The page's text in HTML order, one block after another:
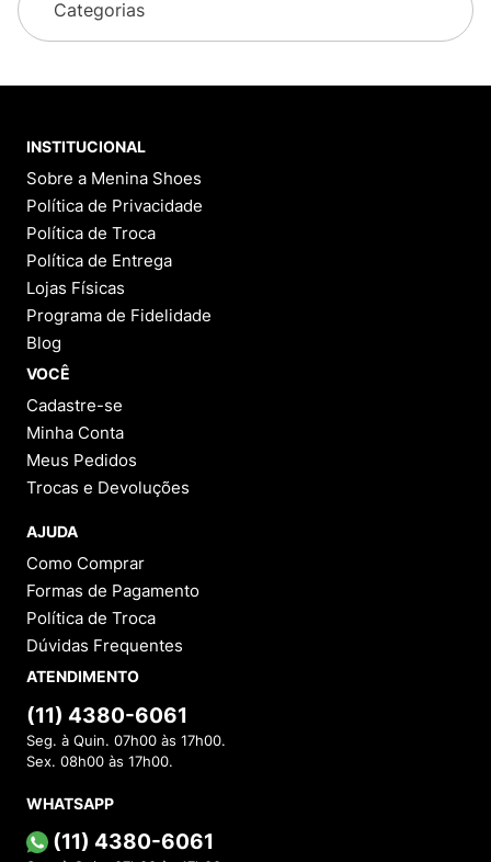
Categorias
INSTITUCIONAL
Sobre a Menina Shoes
Política de Privacidade
Política de Troca
Política de Entrega
Lojas Físicas
Programa de Fidelidade
Blog
VOCÊ
Cadastre-se
Minha Conta
Meus Pedidos
Trocas e Devoluções
AJUDA
Como Comprar
Formas de Pagamento
Política de Troca
Dúvidas Frequentes
ATENDIMENTO
(11) 4380-6061
Seg. à Quin. 07h00 às 17h00.
Sex. 08h00 às 17h00.
WHATSAPP
(11) 4380-6061